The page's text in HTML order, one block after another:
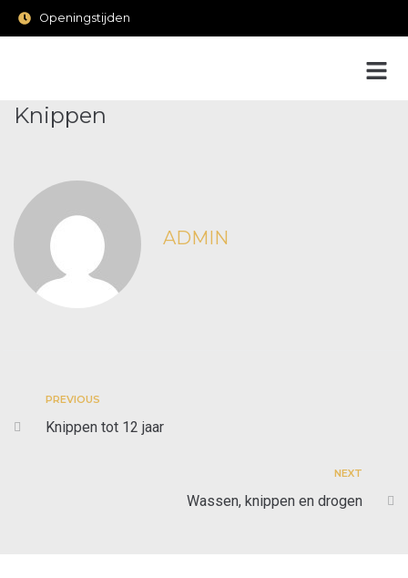
Openingstijden
Knippen
ADMIN
PREVIOUS
Knippen tot 12 jaar
NEXT
Wassen, knippen en drogen